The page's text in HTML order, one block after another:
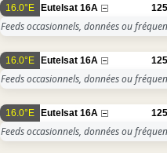
16.0°E Eutelsat 16A
Feeds occasionnels, données ou
16.0°E Eutelsat 16A
Feeds occasionnels, données ou
16.0°E Eutelsat 16A
Feeds occasionnels, données ou